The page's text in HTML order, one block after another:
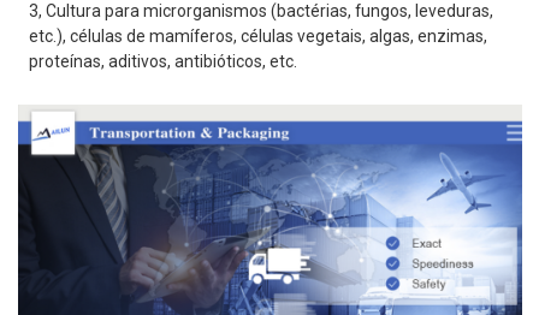
3, Cultura para microrganismos (bactérias, fungos, leveduras,
etc.), células de mamíferos, células vegetais, algas, enzimas,
proteínas, aditivos, antibióticos, etc.